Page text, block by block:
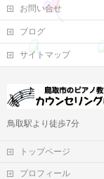
お問い合せ
ブログ
サイトマップ
鳥取駅より徒歩7分
トップページ
プロフィール